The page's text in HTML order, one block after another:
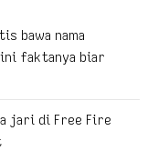
bawa nama
ini faktanya biar
jari di Free Fire